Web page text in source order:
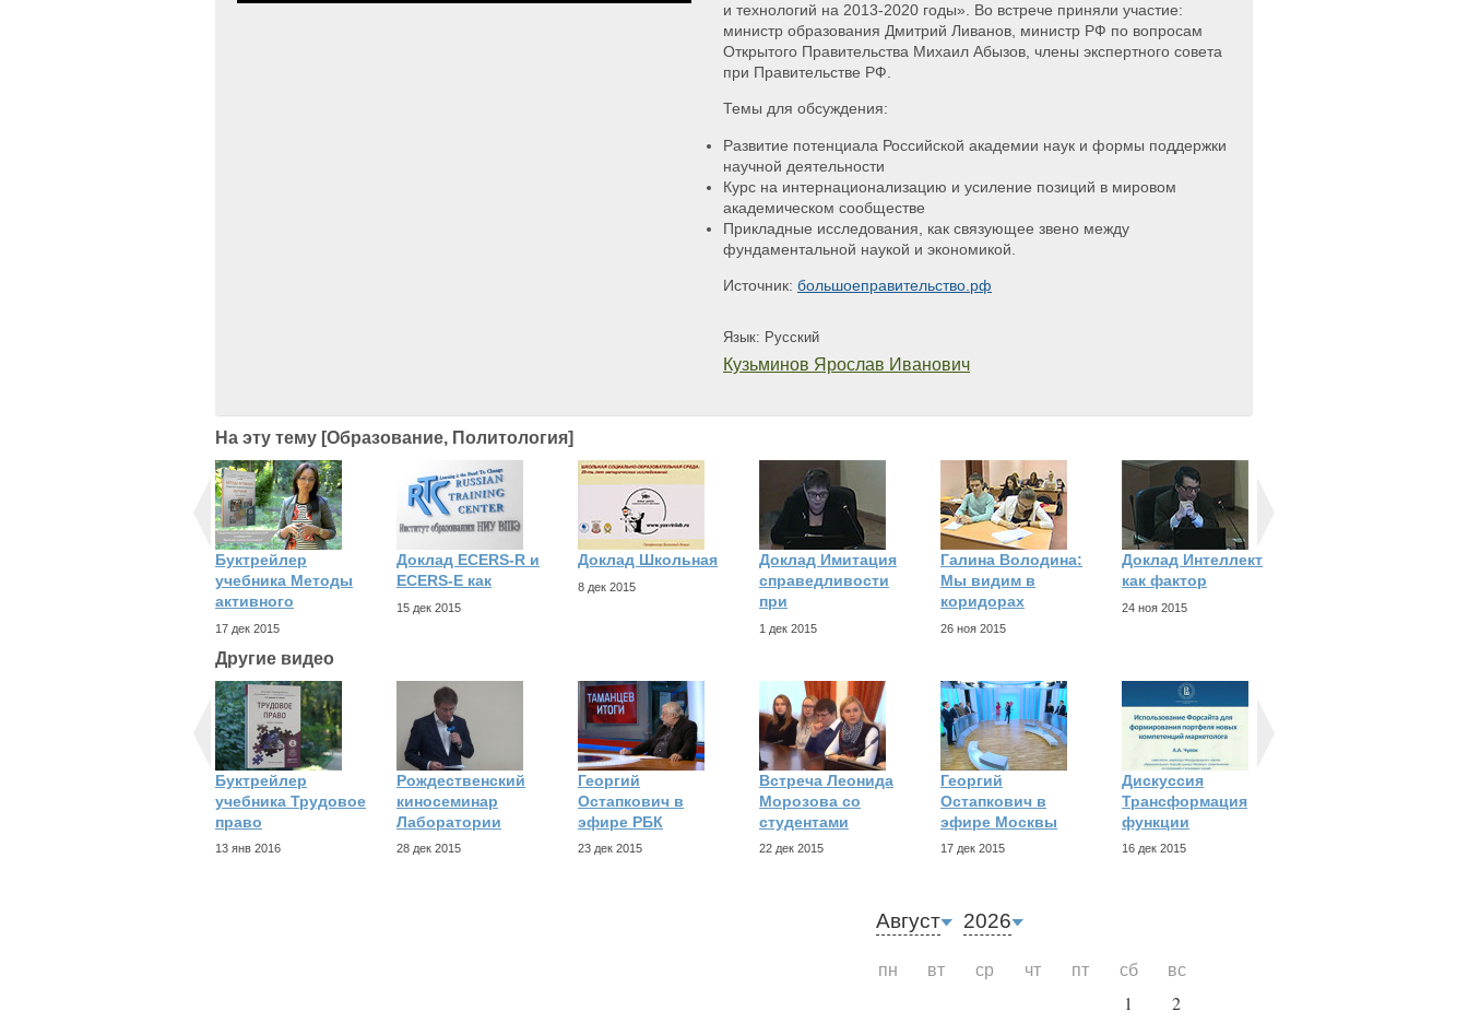
и технологий на 2013-2020 годы». Во встрече приняли участие:
министр образования Дмитрий Ливанов, министр РФ по вопросам
Открытого Правительства Михаил Абызов, члены экспертного совета
при Правительстве РФ.
Темы для обсуждения:
Развитие потенциала Российской академии наук и формы поддержки
научной деятельности
Курс на интернационализацию и усиление позиций в мировом
академическом сообществе
Прикладные исследования, как связующее звено между
фундаментальной наукой и экономикой.
Источник: большоеправительство.рф
Язык: Русский
Кузьминов Ярослав Иванович
На эту тему [Образование, Политология]
Буктрейлер
учебника Методы
активного
17 дек 2015
Доклад ECERS-R и
ECERS-E как
15 дек 2015
Доклад Школьная
8 дек 2015
Доклад Имитация
справедливости
при
1 дек 2015
Галина Володина:
Мы видим в
коридорах
26 ноя 2015
Доклад Интеллект
как фактор
24 ноя 2015
Другие видео
Буктрейлер
учебника Трудовое
право
13 янв 2016
Рождественский
киносеминар
Лаборатории
28 дек 2015
Георгий
Остапкович в
эфире РБК
23 дек 2015
Встреча Леонида
Морозова со
студентами
22 дек 2015
Георгий
Остапкович в
эфире Москвы
17 дек 2015
Дискуссия
Трансформация
функции
16 дек 2015
Август 2026
пн вт ср чт пт сб
вс
1
2